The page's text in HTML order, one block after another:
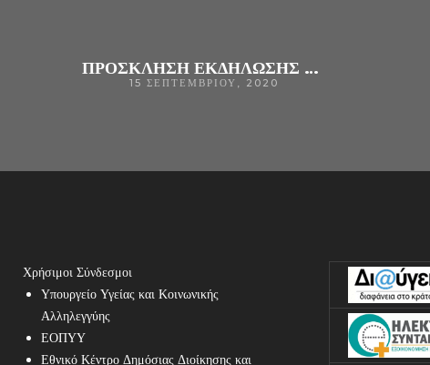
ΠΡΌΣΚΛΗΣΗ ΕΚΔΉΛΩΣΗΣ ΕΝΔΙΑΦΈΡΟΝΤΟΣ ΓΙΑ ΤΗΝ ΠΡΟΜΉΘΕΙΑ ΜΈΣΩΝ ΑΤΟΜΙΚΉΣ ΠΡΟΣΤΑΣΊΑΣ ΤΟΥ ΓΝ ΑΡΤΑΣ
15 ΣΕΠΤΕΜΒΡΊΟΥ, 2020
Χρήσιμοι Σύνδεσμοι
Υπουργείο Υγείας και Κοινωνικής
Αλληλεγγύης
ΕΟΠΥΥ
Εθνικό Κέντρο Δημόσιας Διοίκησης και